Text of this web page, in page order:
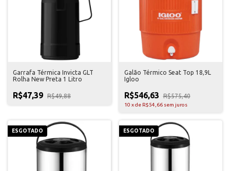
Garrafa Térmica Invicta GLT
Rolha New Preta 1 Litro
R$47,39 R$49,88
Galão Térmico Seat Top 18,9L
Igloo
R$546,63 R$575,40
10 xde R$54,66 sem juros
ESGOTADO ESGOTADO